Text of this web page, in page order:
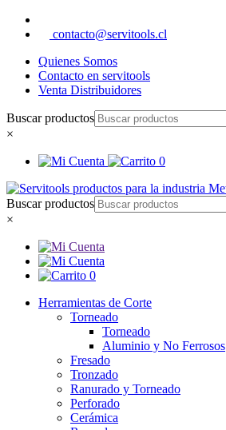
contacto@servitools.cl
Quienes Somos
Contacto en servitools
Venta Distribuidores
Buscar productos
×
0
Buscar productos
×
0
Herramientas de Corte
Torneado
Torneado
Aluminio y No Ferrosos
Fresado
Tronzado
Ranurado y Torneado
Perforado
Cerámica